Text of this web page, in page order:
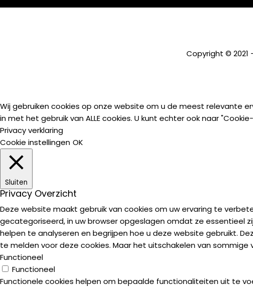
Copyright ©
Wij gebruiken cookies op onze website om u de meest relevante
in met het gebruik van ALLE cookies. U kunt echter ook naar
Privacy verklaring
Cookie instellingen OK
Sluiten
Privacy Overzicht
Deze website maakt gebruik van cookies om uw ervaring te
gecategoriseerd, in uw browser opgeslagen omdat ze essentieel
helpen te analyseren en begrijpen hoe u deze website gebruikt.
te melden voor deze cookies. Maar het uitschakelen van
Functioneel
Functioneel
Functionele cookies helpen om bepaalde functionaliteiten uit te